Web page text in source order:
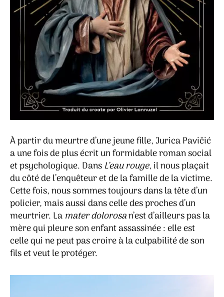
À partir du meurtre d’une jeune fille, Jurica Pavičić
a une fois de plus écrit un formidable roman social
et psychologique. Dans L’eau rouge, il nous plaçait
du côté de l’enquêteur et de la famille de la victime.
Cette fois, nous sommes toujours dans la tête d’un
policier, mais aussi dans celle des proches d’un
meurtrier. La mater dolorosan’est d’ailleurs pas la
mère qui pleure son enfant assassinée : elle est
celle qui ne peut pas croire à la culpabilité de son
fils et veut le protéger.